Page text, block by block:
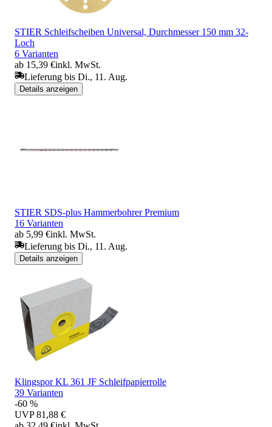
STIER Schleifscheiben Universal, Durchmesser 150 mm 32-
Loch
6 Varianten
ab 15,39 €inkl. MwSt.
Lieferung bis Di., 11. Aug.
Details anzeigen
STIER SDS-plus Hammerbohrer Premium
16 Varianten
ab 5,99 €inkl. MwSt.
Lieferung bis Di., 11. Aug.
Details anzeigen
Klingspor KL 361 JF Schleifpapierrolle
39 Varianten
-60 %
UVP 81,88 €